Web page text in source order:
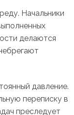
Начальники
делаются
давление.
переписку в
преследует